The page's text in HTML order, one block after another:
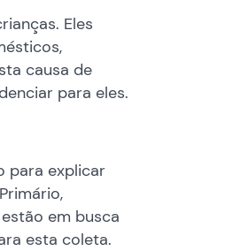
Eles
causa de
para eles.
para explicar
em busca
esta coleta.